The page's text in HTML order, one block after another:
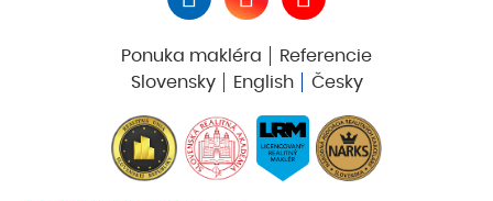
Ponuka makléra
Referencie
Slovensky
English Česky